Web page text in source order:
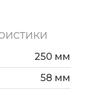
250 мм
58 мм